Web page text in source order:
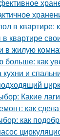
в квартире:
квартире
в жилую
больше: как
и
Какие
как
как